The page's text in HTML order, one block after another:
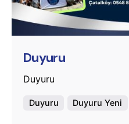
Posted by
murat.sozuak
Duyuru
Duyuru
Duyuru Duyuru Yeni